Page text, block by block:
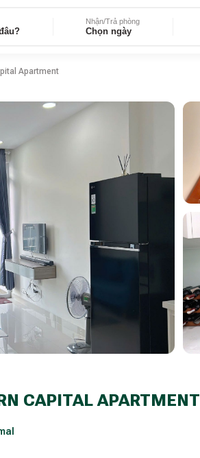
Nhận/Trả phòng
Chọn ngày
Apartment
CAPITAL APARTMENT